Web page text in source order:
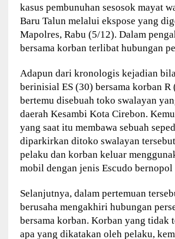
kasus pembunuhan sesosok mayat
Baru Talun melalui ekspose yang
Mapolres, Rabu (5/12). Dalam
bersama korban terlibat hubungan
Adapun dari kronologis kejadian
berinisial ES (30) bersama korban R
bertemu disebuah toko swalayan
daerah Kesambi Kota Cirebon.
yang saat itu membawa sebuah
diparkirkan ditoko swalayan
pelaku dan korban keluar
mobil dengan jenis Escudo bernopol
Selanjutnya, dalam pertemuan
berusaha mengakhiri hubungan
bersama korban. Korban yang tidak
apa yang dikatakan oleh pelaku,